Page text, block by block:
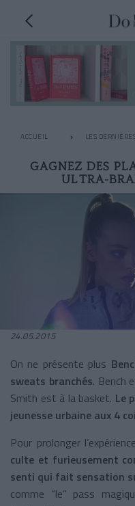
ACCUEIL LES
GAGNEZ DES
ULTRA-
24.05.2015
On ne présente plus
sweats branchés. Bench
Smith est à la basket. Le
jeunesse urbaine aux 4
Pour prolonger
culte et furieusement
senti qui fait sensation
comme “le” pass